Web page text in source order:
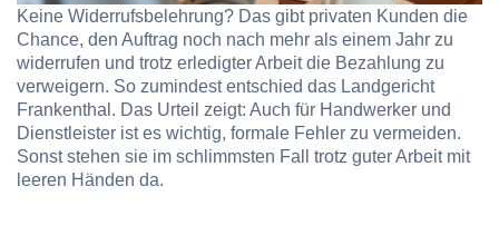
Keine Widerrufsbelehrung? Das gibt privaten Kunden die
Chance, den Auftrag noch nach mehr als einem Jahr zu
widerrufen und trotz erledigter Arbeit die Bezahlung zu
verweigern. So zumindest entschied das Landgericht
Frankenthal. Das Urteil zeigt: Auch für Handwerker und
Dienstleister ist es wichtig, formale Fehler zu vermeiden.
Sonst stehen sie im schlimmsten Fall trotz guter Arbeit mit
leeren Händen da.